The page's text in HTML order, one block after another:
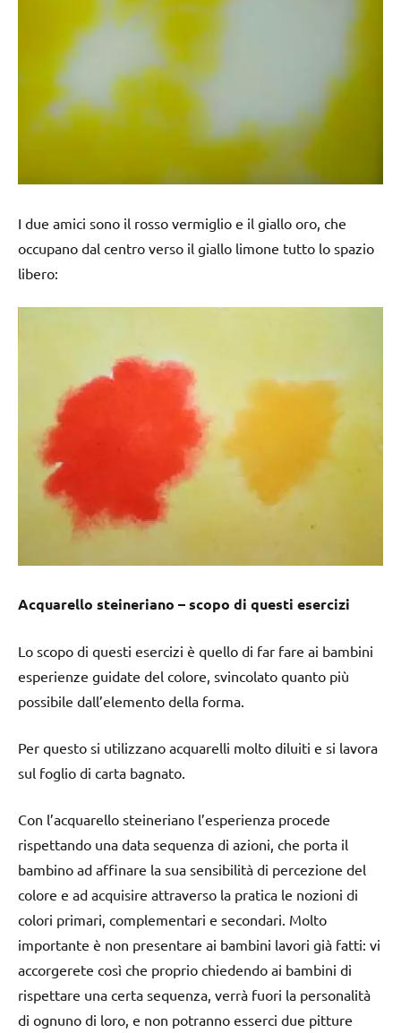
I due amici sono il rosso vermiglio e il giallo oro, che
occupano dal centro verso il giallo limone tutto lo spazio
libero:
Acquarello steineriano – scopo di questi esercizi
Lo scopo di questi esercizi è quello di far fare ai bambini
esperienze guidate del colore, svincolato quanto più
possibile dall’elemento della forma.
Per questo si utilizzano acquarelli molto diluiti e si lavora
sul foglio di carta bagnato.
Con l’acquarello steineriano l’esperienza procede
rispettando una data sequenza di azioni, che porta il
bambino ad affinare la sua sensibilità di percezione del
colore e ad acquisire attraverso la pratica le nozioni di
colori primari, complementari e secondari. Molto
importante è non presentare ai bambini lavori già fatti: vi
accorgerete così che proprio chiedendo ai bambini di
rispettare una certa sequenza, verrà fuori la personalità
di ognuno di loro, e non potranno esserci due pitture